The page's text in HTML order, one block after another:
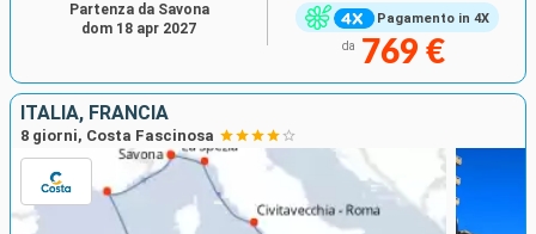
Pagamento in 4X
da 769 €
Partenza da Savona
dom 18 apr 2027
ITALIA, FRANCIA
8 giorni, Costa Fascinosa